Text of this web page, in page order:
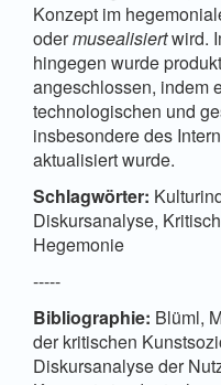
Konzept im
odermusealisiertwird.
hingegen wurde
angeschlossen, indem
technologischen und
insbesondere des
aktualisiert wurde.
Schlagwörter:
Diskursanalyse,
Hegemonie
-----
Bibliographie: Blüml,
der kritischen
Diskursanalyse der